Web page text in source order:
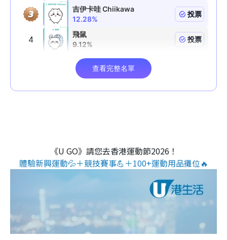
《U GO》請您去香港運動節2026！
體驗新興運動💦＋競技賽事💪＋100+運動用品攤位🔥